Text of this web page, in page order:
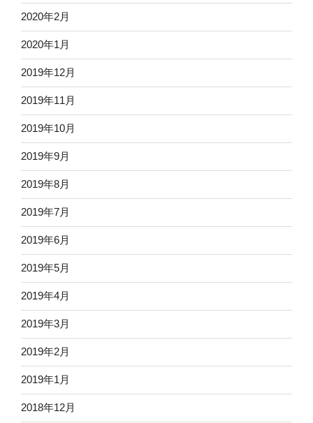
2020年2月
2020年1月
2019年12月
2019年11月
2019年10月
2019年9月
2019年8月
2019年7月
2019年6月
2019年5月
2019年4月
2019年3月
2019年2月
2019年1月
2018年12月